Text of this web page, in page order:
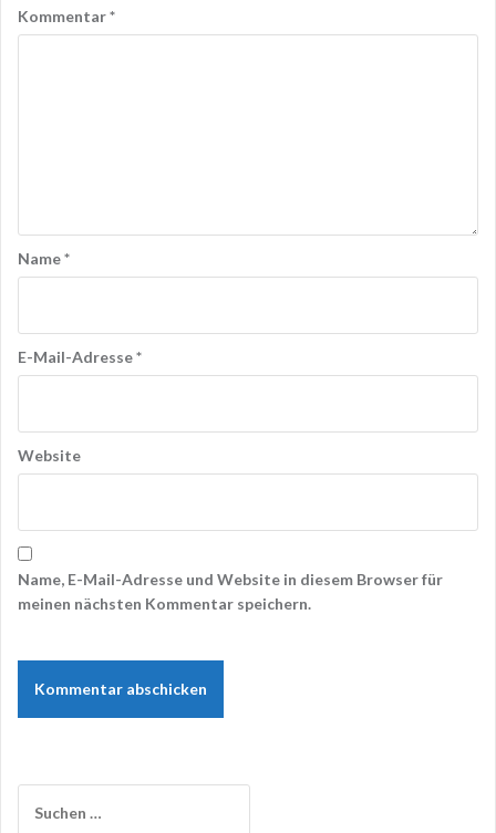
Kommentar*
Name*
E-Mail-Adresse*
Website
Name, E-Mail-Adresse und Website in diesem Browser für
meinen nächsten Kommentar speichern.
nach: